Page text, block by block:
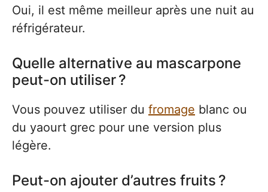
Oui, il est même meilleur après une nuit au
réfrigérateur.
Quelle alternative au mascarpone
peut-on utiliser ?
Vous pouvez utiliser du fromage blanc ou
du yaourt grec pour une version plus
légère.
Peut-on ajouter d’autres fruits ?